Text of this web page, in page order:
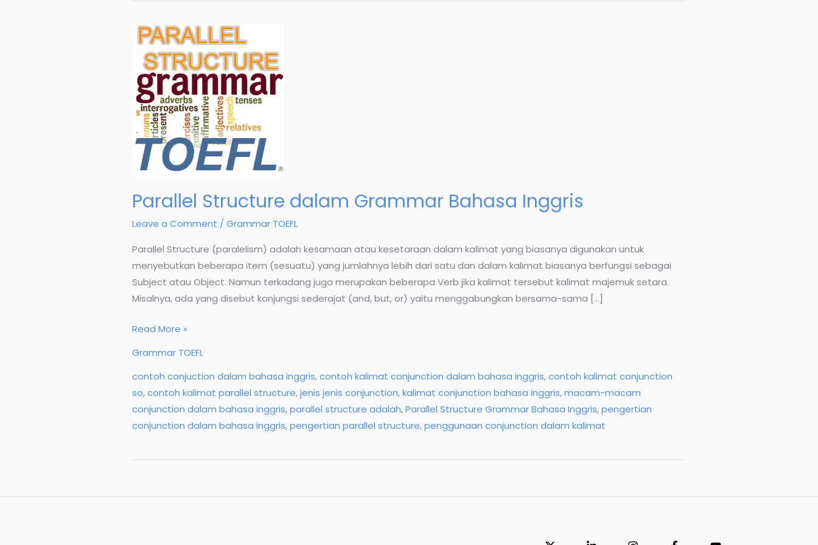
Parallel Structure dalam Grammar Bahasa Inggris
Leave a Comment / Grammar TOEFL
Parallel Structure (paralelism) adalah kesamaan atau kesetaraan dalam kalimat yang biasanya digunakan untuk
menyebutkan beberapa item (sesuatu) yang jumlahnya lebih dari satu dan dalam kalimat biasanya berfungsi sebagai
Subject atau Object. Namun terkadang juga merupakan beberapa Verb jika kalimat tersebut kalimat majemuk setara.
Misalnya, ada yang disebut konjungsi sederajat (and, but, or) yaitu menggabungkan bersama-sama […]
Parallel
Grammar
Bahasa
Inggris
Read More »
Grammar TOEFL
contoh conjuction dalam bahasa inggris,contoh kalimat conjunction dalam bahasa inggris,contoh kalimat conjunction
so,contoh kalimat parallel structure,jenis jenis conjunction,kalimat conjunction bahasa inggris,macam-macam
conjunction dalam bahasa inggris,parallel structure adalah,Parallel Structure Grammar Bahasa Inggris,pengertian
conjunction dalam bahasa inggris,pengertian parallel structure,penggunaan conjunction dalam kalimat